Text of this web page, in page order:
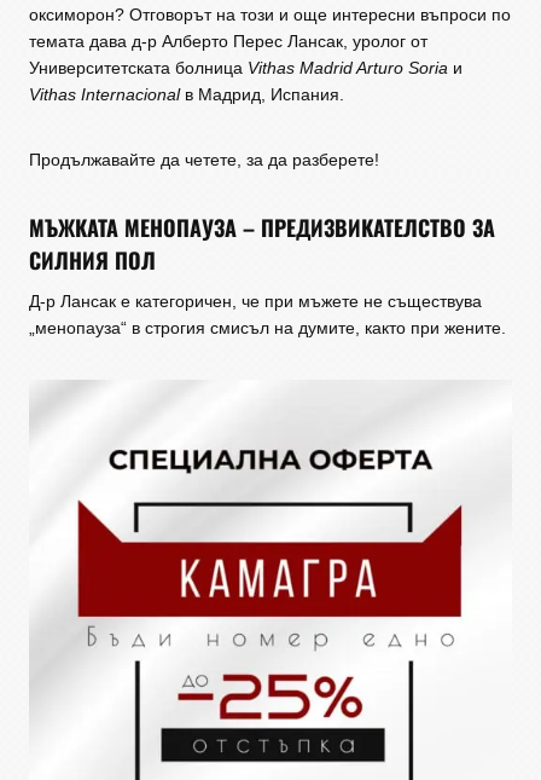
оксиморон? Отговорът на този и още интересни въпроси по
темата дава д-р Алберто Перес Лансак, уролог от
Университетската болница Vithas Madrid Arturo Soria и
Vithas Internacionalв Мадрид, Испания.
Продължавайте да четете, за да разберете!
МЪЖКАТА МЕНОПАУЗА – ПРЕДИЗВИКАТЕЛСТВО ЗА
СИЛНИЯ ПОЛ
Д-р Лансак е категоричен, че при мъжете не съществува
„менопауза“ в строгия смисъл на думите, както при жените.